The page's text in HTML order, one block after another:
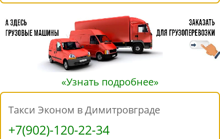
«Узнать подробнее»
Такси Эконом в Димитровграде
+7(902)-120-22-34